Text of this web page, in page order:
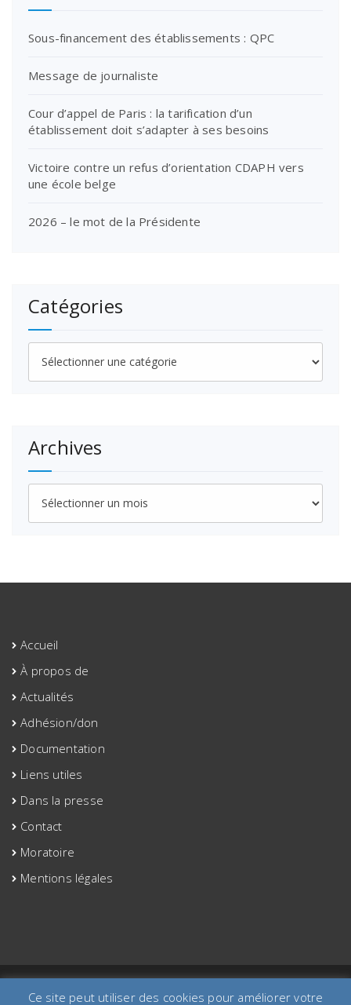
Sous-financement des établissements : QPC
Message de journaliste
Cour d’appel de Paris : la tarification d’un
établissement doit s’adapter à ses besoins
Victoire contre un refus d’orientation CDAPH vers
une école belge
2026 – le mot de la Présidente
Catégories
Catégories
Archives
Archives
Accueil
À propos de
Actualités
Adhésion/don
Documentation
Liens utiles
Dans la presse
Contact
Moratoire
Mentions légales
©2020 site créé par aaa-etac.org
Ce site peut utiliser des cookies pour améliorer votre